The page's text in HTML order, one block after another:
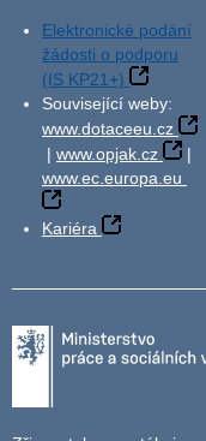
Elektronické podání
žádosti o podporu
(IS KP21+)
Související weby:
www.dotaceeu.cz
| www.opjak.cz
|
www.ec.europa.eu
Kariéra